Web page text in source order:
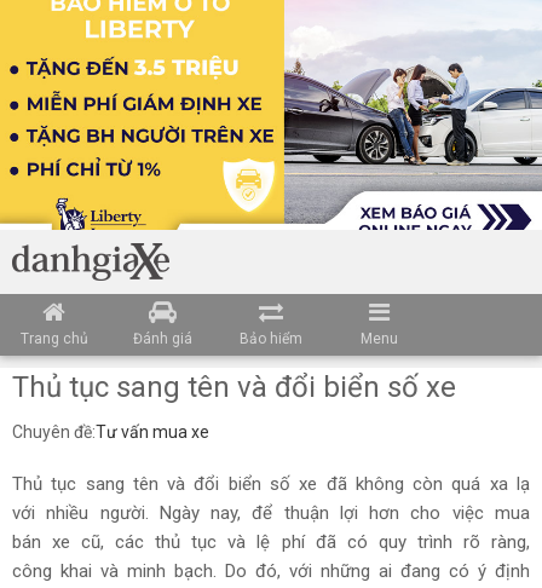
Trang chủ Đánh giá Bảo hiểm Menu
Thủ tục sang tên và đổi biển số xe
Chuyên đề:Tư vấn mua xe
Thủ tục sang tên và đổi biển số xe đã không còn quá xa lạ
với nhiều người. Ngày nay, để thuận lợi hơn cho việc mua
bán xe cũ, các thủ tục và lệ phí đã có quy trình rõ ràng,
công khai và minh bạch. Do đó, với những ai đang có ý định